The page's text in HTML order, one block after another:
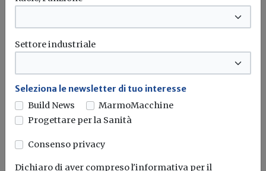
Busia Equo compenso
Fisco
Forfettari e fatturazione elettronica,
chiarimenti dal Fisco
Un contribuente nel 2021 era in regime forfettario e ha
conseguito ricavi...
Settore industriale
Seleziona le newsletter di tuo interesse
Build News
MarmoMacchine
Progettare per la Sanità
Consenso privacy
Dichiaro di aver compreso l'informativa per il